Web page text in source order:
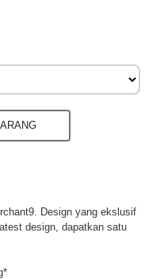
Design yang ekslusif
design, dapatkan satu